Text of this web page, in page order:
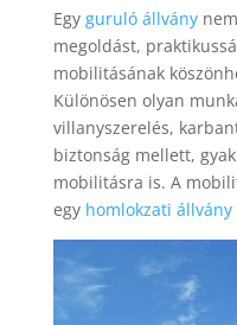
Egy guruló állvány
megoldást,
mobilitásának
Különösen olyan
villanyszerelés,
biztonság mellett,
mobilitásra is. A
egy homlokzati állvány